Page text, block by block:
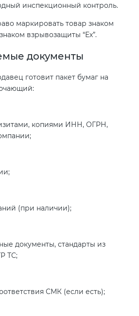
инспекционный контроль.
маркировать товар знаком
взрывозащиты “Ех”.
документы
готовит пакет бумаг на
копиями ИНН, ОГРН,
(при наличии);
документы, стандарты из
ТС;
СМК (если есть);